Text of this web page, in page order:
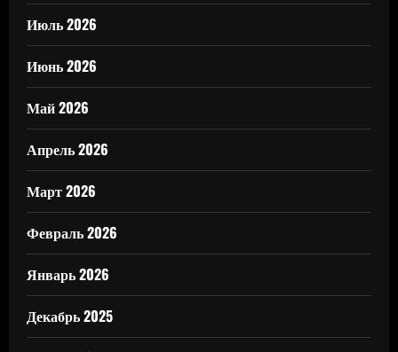
Июль 2026
Июнь 2026
Май 2026
Апрель 2026
Март 2026
Февраль 2026
Январь 2026
Декабрь 2025